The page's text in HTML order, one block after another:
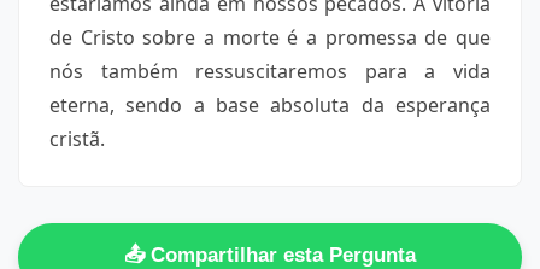
de Cristo sobre a morte é a promessa de que
nós também ressuscitaremos para a vida
eterna, sendo a base absoluta da esperança
cristã.
📤 Compartilhar esta Pergunta